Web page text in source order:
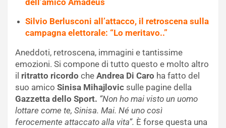
Silvio Berlusconi all’attacco, il retroscena sulla
campagna elettorale: “Lo meritavo..”
Aneddoti, retroscena, immagini e tantissime
emozioni. Si compone di tutto questo e molto altro
il ritratto ricordo che Andrea Di Caro ha fatto del
suo amico Sinisa Mihajlovic sulle pagine della
Gazzetta dello Sport. “Non ho mai visto un uomo
lottare come te, Sinisa. Mai. Né uno così
ferocemente attaccato alla vita”. È forse questa una